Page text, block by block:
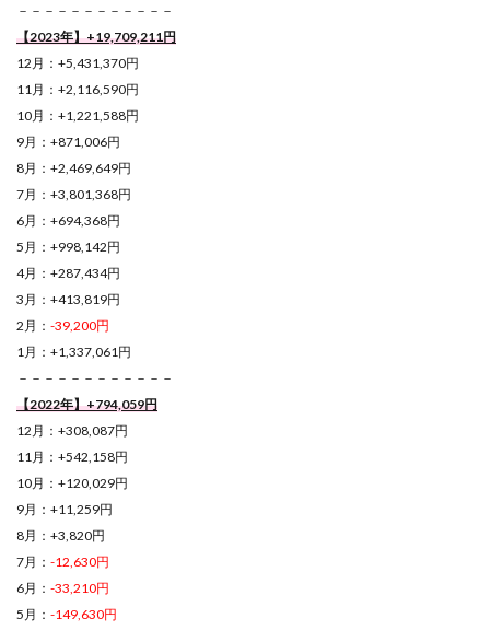
－－－－－－－－－－－－
【2023年】+19,709,211円
12月：+5,431,370円
11月：+2,116,590円
10月：+1,221,588円
9月：+871,006円
8月：+2,469,649円
7月：+3,801,368円
6月：+694,368円
5月：+998,142円
4月：+287,434円
3月：+413,819円
2月： -39,200円
1月：+1,337,061円
－－－－－－－－－－－－
【2022年】+794,059円
12月：+308,087円
11月：+542,158円
10月：+120,029円
9月：+11,259円
8月：+3,820円
7月： -12,630円
6月： -33,210円
5月： -149,630円